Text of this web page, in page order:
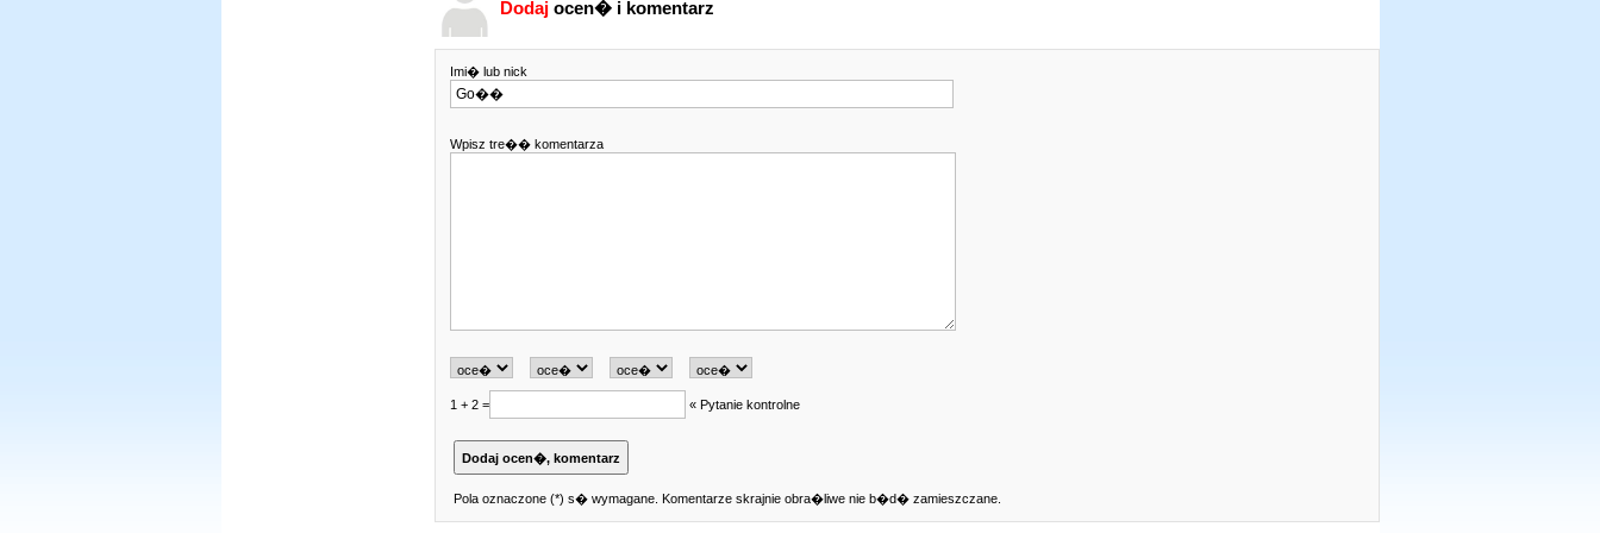
Dodajocen� i komentarz
Imi� lub nick
Wpisz tre�� komentarza
1 + 2 = « Pytanie kontrolne
Pola oznaczone (*) s� wymagane. Komentarze skrajnie obra�liwe nie b�d� zamieszczane.